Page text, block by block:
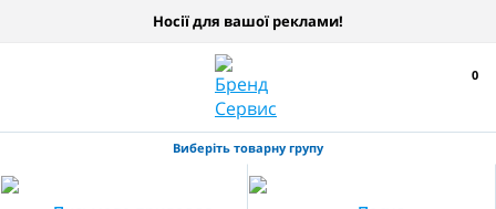
Носії для вашої реклами!
0
Виберіть товарну групу